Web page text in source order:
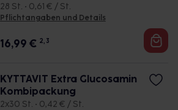
28 St. • 0,61 € / St.
Pflichtangaben und Details
16,99 € 2, 3
KYTTAVIT Extra Glucosamin
Kombipackung
2x30 St. • 0,42 € / St.